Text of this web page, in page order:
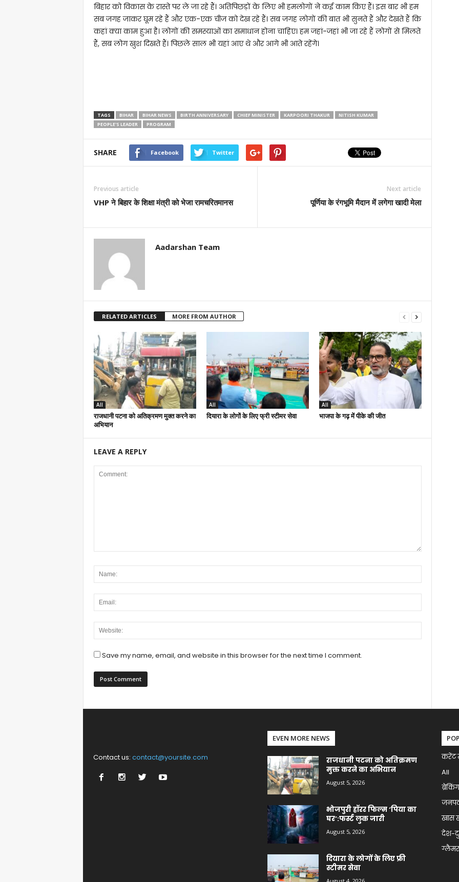
बिहार को विकास के रास्ते पर ले जा रहे हैं। अतिपिछड़ों के लिए भी हमलोगों ने कई काम किए हैं। इस बार भी हम
सब जगह जाकर घूम रहे हैं और एक-एक चीज को देख रहे हैं। सब जगह लोगों की बात भी सुनते हैं और देखते हैं कि
कहां क्या काम हुआ है। लोगों की समस्याओं का समाधान होना चाहिए। हम जहां-जहां भी जा रहे हैं लोगों से मिलते
हैं, सब लोग खुश दिखते हैं। पिछले साल भी यहां आए थे और आगे भी आते रहेंगे।
TAGS BIHAR BIHAR NEWS BIRTH ANNIVERSARY CHIEF MINISTER KARPOORI THAKUR
NITISH KUMAR
PEOPLE'S LEADER
PROGRAM
SHARE Facebook Twitter
Previous article
VHP ने बिहार के शिक्षा मंत्री को भेजा रामचरितमानस
Next article
पूर्णिया के रंगभूमि मैदान में लगेगा खादी मेला
Aadarshan Team
RELATED ARTICLES MORE FROM AUTHOR
All
राजधानी पटना को अतिक्रमण मुक्त करने का
अभियान
All
दियारा के लोगों के लिए फ्री स्टीमर सेवा
All
भाजपा के गढ़ में पीके की जीत
LEAVE A REPLY
Save my name, email, and website in this browser for the next time I comment.
Contact us: contact@yoursite.com
EVEN MORE NEWS
राजधानी पटना को अतिक्रमण
मुक्त करने का अभियान
August 5, 2026
भोजपुरी हॉरर फिल्म ‘पिया का
घर’:फर्स्ट लुक जारी
August 5, 2026
दियारा के लोगों के लिए फ्री
स्टीमर सेवा
करेंट
All
खास
देश-
ग्लैमर